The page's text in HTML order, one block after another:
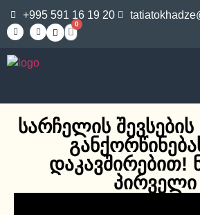
+995 591 16 19 20
0
სარჩელის შევსების
დაკავშირებით!
პირველი